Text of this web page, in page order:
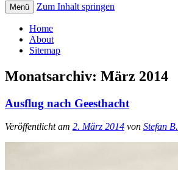
Menü Zum Inhalt springen
Home
About
Sitemap
Monatsarchiv: März 2014
Ausflug nach Geesthacht
Veröffentlicht am 2. März 2014 von Stefan B.